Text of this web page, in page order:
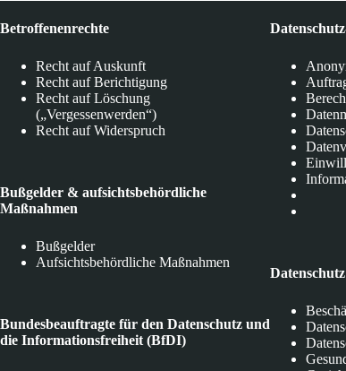
Betroffenenrechte
Recht auf Auskunft
Recht auf Berichtigung
Recht auf Löschung
(„Vergessenwerden“)
Recht auf Widerspruch
Bußgelder & aufsichtsbehördliche
Maßnahmen
Bußgelder
Aufsichtsbehördliche Maßnahmen
Bundesbeauftragte für den Datenschutz und
die Informationsfreiheit (BfDI)